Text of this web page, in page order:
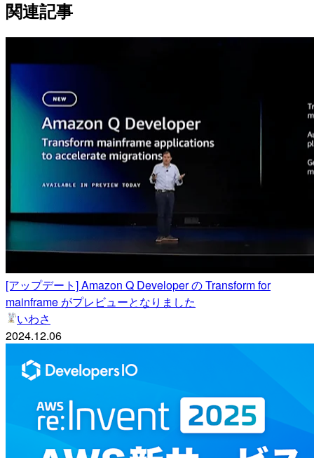
関連記事
[アップデート] Amazon Q Developer の Transform for
mainframe がプレビューとなりました
いわさ
2024.12.06